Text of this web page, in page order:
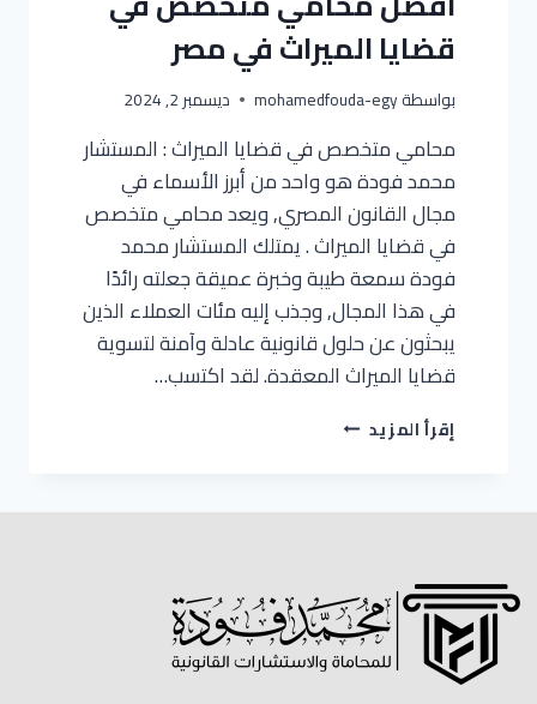
قضايا الميراث في مصر
بواسطةmohamedfouda-egy ديسمبر 2, 2024
محامي متخصص في قضايا الميراث : المستشار
محمد فودة هو واحد من أبرز الأسماء في
مجال القانون المصري, ويعد محامي متخصص
في قضايا الميراث . يمتلك المستشار محمد
فودة سمعة طيبة وخبرة عميقة جعلته رائدًا
في هذا المجال, وجذب إليه مئات العملاء الذين
يبحثون عن حلول قانونية عادلة وآمنة لتسوية
قضايا الميراث المعقدة. لقد اكتسب…
إقرأ المزيد